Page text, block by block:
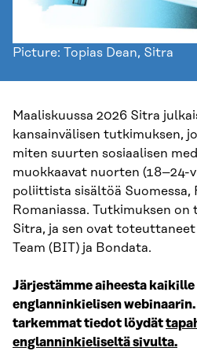
Picture: Topias Dean, Sitra
Maaliskuussa 2026 Sitra
kansainvälisen tutkimuksen,
miten suurten sosiaalisen
muokkaavat nuorten (18–24-
poliittista sisältöä Suomessa,
Romaniassa. Tutkimuksen
Sitra, ja sen ovat
Team (BIT) ja Bondata.
Järjestämme aiheesta kaikille
englanninkielisen
tarkemmat tiedot löydät
englanninkieliseltä sivulta.